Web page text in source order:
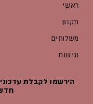
ראשי
תקנון
משלוחים
נגישות
הירשמו לקבלת